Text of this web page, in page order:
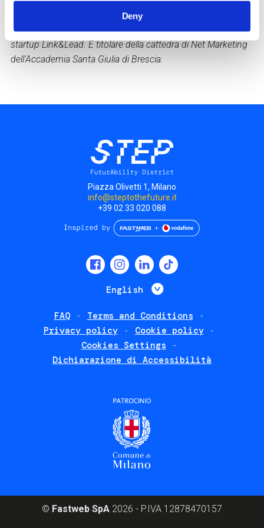
Deny
particolare) per diverse realtà di formazione sul digitale,
compresa la Fastweb Digital Academy, ed è il Ceo della
startup Link&Lead. È titolare della cattedra di Net Marketing
dell'Accademia Santa Giulia di Brescia.
Piazza Olivetti 1, Milano
info@steptothefuture.it
+39 02 33 020 088
English List additional
FAQ
Terms and Conditions
Privacy policy
Cookie policy
Cookies Settings
Dichiarazione di Accessibilità
© Fastweb SpA 2026 - P.IVA 12878470157